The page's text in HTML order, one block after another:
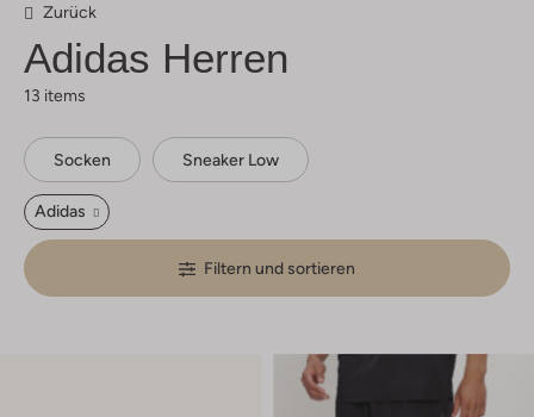
Zurück
Adidas Herren
13 items
Socken Sneaker Low
Adidas
Filtern und sortieren